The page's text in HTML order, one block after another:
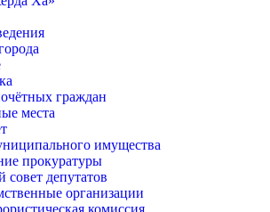
граждан
места
имущества
прокуратуры
совет депутатов
организации
комиссия